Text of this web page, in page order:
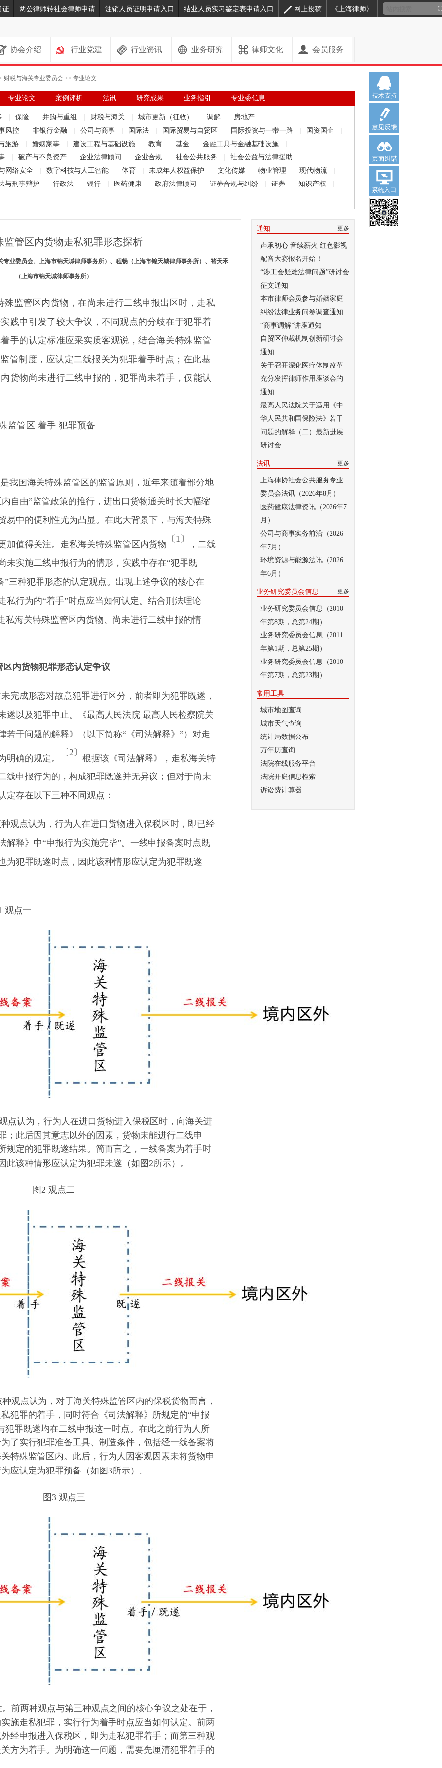
证 两公律师转社会律师申请 注销人员证明申请入口 结业人员实习鉴定表申请入口 网上投稿 《上海律师》
协会介绍 行业党建 行业资讯 业务研究 律师文化 会员服务
财税与海关专业委员会 >> 专业论文
专业论文 案例评析 法讯 研究成果 业务指引 专业委信息
保险 并购与重组 财税与海关 城市更新（征收） 调解 房地产
风控
非银行金融 公司与商事 国际法 国际贸易与自贸区 国际投资与一带一路 国资国企
旅游
婚姻家事 建设工程与基础设施 教育 基金 金融工具与金融基础设施
破产与不良资产 企业法律顾问 企业合规 社会公共服务 社会公益与法律援助
网络安全
数字科技与人工智能 体育 未成年人权益保护 文化传媒 物业管理 现代物流
与刑事辩护
行政法 银行 医药健康 政府法律顾问 证券合规与纠纷 证券 知识产权
监管区内货物走私犯罪形态探析
委员会、上海市锦天城律师事务所）、程畅（上海市锦天城律师事务所）、褚天禾
（上海市锦天城律师事务所）
殊监管区内货物，在尚未进行二线申报出区时，走私
践中引发了较大争议，不同观点的分歧在于犯罪着
手的认定标准应采实质客观说，结合海关特殊监管
管制度，应认定二线报关为犯罪着手时点 ；在此基
货物尚未进行二线申报的，犯罪尚未着手，仅能认
监管区 着手 犯罪预备
是我国海关特殊监管区的监管原则，近年来随着部分地
自由”监管政策的推行，进出口货物通关时长大幅缩
易中的便利性尤为凸显。在此大背景下，与海关特殊
加值得关注。走私海关特殊监管区内货物
〔1 〕
，二线
未实施二线申报行为的情形，实践中存在“犯罪既
”三种犯罪形态的认定观点。 出现上述争议的核心在
私行为的“着手”时点应当如何认定。结合刑法理论
私海关特殊监管区内货物、尚未进行二线申报的情
内货物犯罪形态认定争议
完成形态对故意犯罪进行区分 ，前者即为犯罪既遂，
遂 以及犯罪中止。《最高人民法院 最高人民检察院关
若干问题的解释》（以下简称“ 《司法解释》 ” ）对走
明确的规定 。
〔2 〕
根据该 《司法解释》
，走私海关特
线申报行为的，构成犯罪既遂并无异议；但对于尚未
定存在以下三种不同观点：
观点认为， 行为人在进口货物进入保税区时，即已经
解释》中“申报行为实施完毕”。一线申报备案时点既
为犯罪既遂时点，因此该种情形应认定为犯罪既遂
观点一
点认为， 行为人在进口货物进入保税区时 ， 向海关进
； 此后因其意志以外的因素 ，货物未能进行二线申
规定的犯罪既遂结果。简而言之，一线备案为着手时
此该种情形应认定为犯罪未遂（如图 2所示）。
图 2 观点二
种观点认为，对于海关特殊监管区内的保税货物而言，
犯罪的着手，同时符合《司法解释》所规定的“申报
犯罪既遂均在二线申报这一时点。在此之前行为人所
了实行犯罪准备工具、制造条件，包括经一线备案将
特殊监管区内。此后，行为人 因客观因素未将货物申
应认定为犯罪预备（如图 3所示）。
图 3 观点三
。前两种观点与第三种观点之间的核心争议之处在于，
施走私犯罪，实行行为着手时点应当如何认定。前两
经申报进入保税区 ， 即为走私犯罪着手；而第三种观
方为着手。为明确这一问题，需要先厘清犯罪着手的
更多
通知
声承初心 音续薪火 红色影视
配音大赛报名开始！
“涉工会疑难法律问题”研讨会
征文通知
本市律师会员参与婚姻家庭
纠纷法律业务问卷调查通知
“商事调解”讲座通知
自贸区仲裁机制创新研讨会
通知
关于召开深化医疗体制改革
充分发挥律师作用座谈会的
通知
最高人民法院关于适用《中
华人民共和国保险法》若干
问题的解释（二）最新进展
研讨会
更多
法讯
上海律协社会公共服务专业
委员会法讯（2026年8月）
医药健康法律资讯（2026年7
月）
公司与商事实务前沿（2026
年7月）
环境资源与能源法讯（2026
年6月）
更多
业务研究委员会信息
业务研究委员会信息（2010
年第8期，总第24期）
业务研究委员会信息（2011
年第1期，总第25期）
业务研究委员会信息（2010
年第7期，总第23期）
常用工具
城市地图查询
城市天气查询
统计局数据公布
万年历查询
法院在线服务平台
法院开庭信息检索
诉讼费计算器